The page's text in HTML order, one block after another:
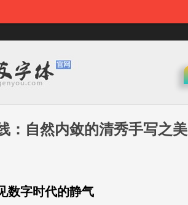
：自然内敛的清秀手写之美
数字时代的静气